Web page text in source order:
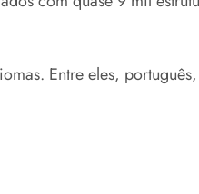
Entre eles,